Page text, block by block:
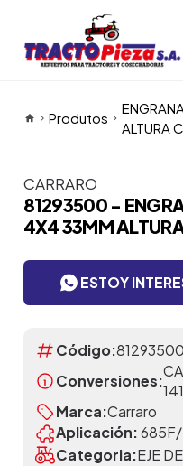
Produtos
ALTURA
Itens da Galeria
CARRARO
81293500 -
4X4 33MM
ESTOY
Código:81293500
Conversiones:
Marca:Carraro
Aplicación:
Categoria:EJE